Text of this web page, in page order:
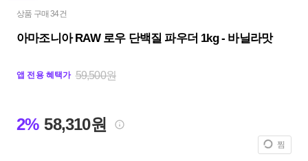
상품 구매 34건
아마조니아 RAW 로우 단백질 파우더 1kg - 바닐라맛
앱 전용 혜택가 59,500원
2% 58,310원
찜